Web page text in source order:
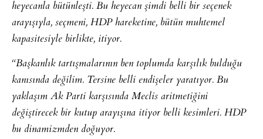
heyecanla bütünleşti. Bu heyecan şimdi belli bir seçenek
arayışıyla, seçmeni, HDP hareketine, bütün muhtemel
kapasitesiyle birlikte, itiyor.
“Başkanlık tartışmalarının ben toplumda karşılık bulduğu
kanısında değilim. Tersine belli endişeler yaratıyor. Bu
yaklaşım Ak Parti karşısında Meclis aritmetiğini
değiştirecek bir kutup arayışına itiyor belli kesimleri. HDP
bu dinamizmden doğuyor.